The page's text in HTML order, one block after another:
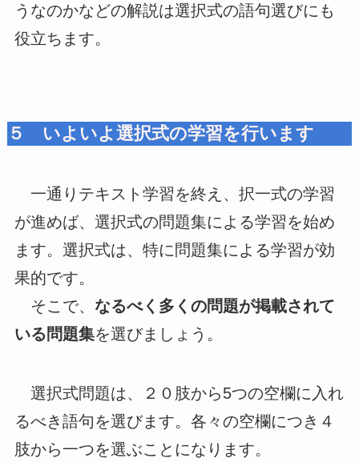
うなのかなどの解説は選択式の語句選びにも
役立ちます。
５ いよいよ選択式の学習を行います
一通りテキスト学習を終え、択一式の学習
が進めば、選択式の問題集による学習を始め
ます。選択式は、特に問題集による学習が効
果的です。
そこで、 なるべく多くの問題が掲載されて
いる問題集を選びましょう。
選択式問題は、２０肢から5つの空欄に入れ
るべき語句を選びます。各々の空欄につき４
肢から一つを選ぶことになります。